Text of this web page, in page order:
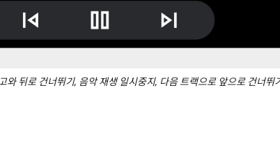
와 뒤로 건너뛰기, 음악 재생 일시중지, 다음 트랙으로 앞으로 건너뛰